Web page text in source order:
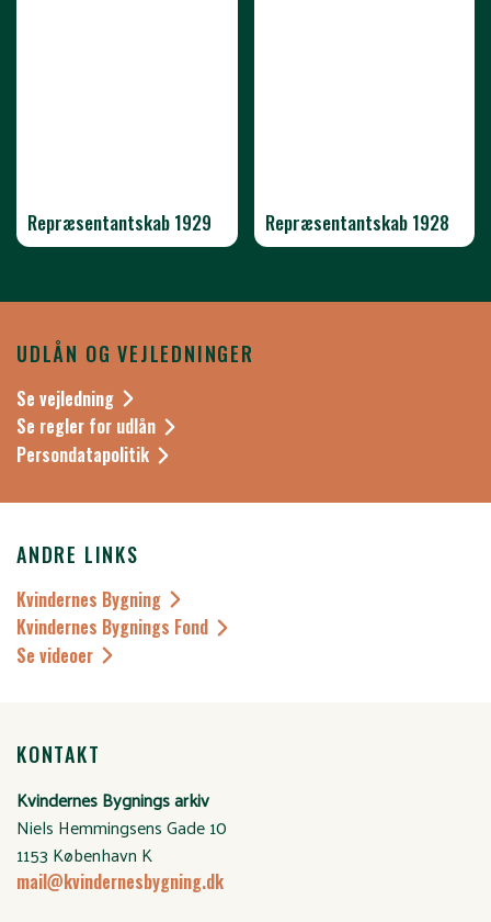
Repræsentantskab 1929 Repræsentantskab 1928
KONTAKT
Kvindernes Bygnings arkiv
Niels Hemmingsens Gade 10
1153 København K
mail@kvindernesbygning.dk
UDLÅN OG VEJLEDNINGER
Se vejledning
Se regler for udlån
Persondatapolitik
ANDRE LINKS
Kvindernes Bygning
Kvindernes Bygnings Fond
Se videoer